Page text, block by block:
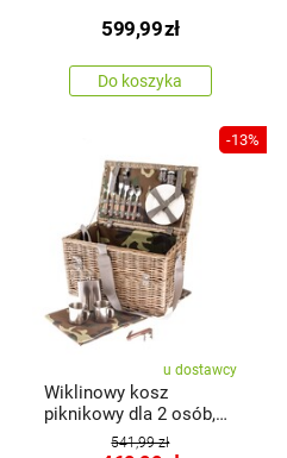
599,99zł
Do koszyka
-13%
u dostawcy
Wiklinowy kosz
piknikowy dla 2 osób,
46 x 30 x 28 cm, 4 kg
541,99 zł